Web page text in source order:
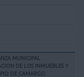
MUNICIPAL
DE LOS INMUEBLES Y
DE CAMARGO